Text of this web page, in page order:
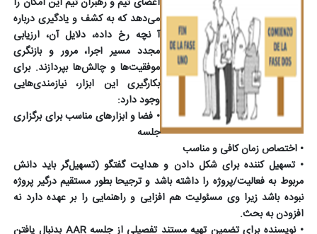
می‌دهد که به کشف و یادگیرى درباره
آ نچه رخ داده، دلایل آن، ارزیابى
مجدد مسیر اجرا، مرور و بازنگرى
موفقیت‌ها و چالش‌ها بپردازند. برای
بکارگیری این ابزار، نیازمندی‌هایی
وجود دارد:
• فضا و ابزارهاى مناسب براى برگزارى
جلسه
• اختصاص زمان کافى و مناسب
• تسهیل کننده براى شکل دادن و هدایت گفتگو (تسهیل‌گر باید دانش
مربوط به فعالیت/پروژه را داشته باشد و ترجیحا بطور مستقیم درگیر پروژه
نبوده باشد زیرا وى مسئولیت هم افزایى و راهنمایى را بر عهده دارد نه
افزودن به بحث.
• نویسنده براى تضمین تهیه مستند تفصیلى از جلسهAAR بدنبال یافتن